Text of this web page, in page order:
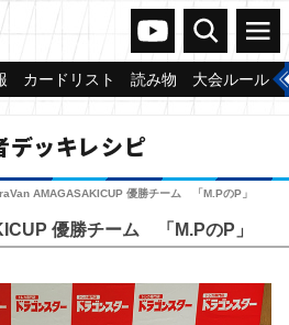
ヴァンガードch
検索 メニュー
カードリスト 読み物 大会ルール
デッキレシピ
AMAGASAKICUP 優勝チーム 「M.PのP」
優勝チーム 「M.PのP」